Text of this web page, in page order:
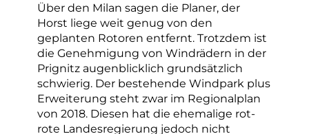
Über den Milan sagen die Planer, der
Horst liege weit genug von den
geplanten Rotoren entfernt. Trotzdem ist
die Genehmigung von Windrädern in der
Prignitz augenblicklich grundsätzlich
schwierig. Der bestehende Windpark plus
Erweiterung steht zwar im Regionalplan
von 2018. Diesen hat die ehemalige rot-
rote Landesregierung jedoch nicht